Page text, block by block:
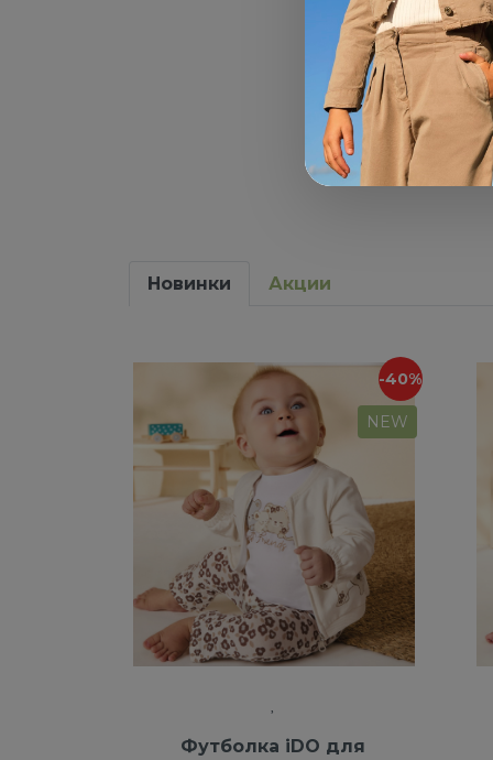
Новинки Акции
-40%
NEW
Футболка iDO для